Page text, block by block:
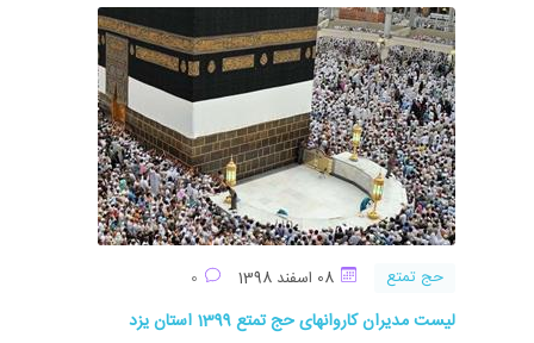
حج تمتع 08 اسفند 1398
لیست مدیران کاروانهای حج تمتع 1399 استان یزد